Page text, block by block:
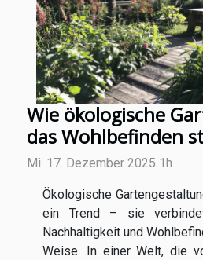
Wie ökologische
das Wohlbefinden
Mi. 17. Dezember 2025 1h
Ökologische
ein Trend – sie verbindet
Nachhaltigkeit und
Weise. In einer Welt, die